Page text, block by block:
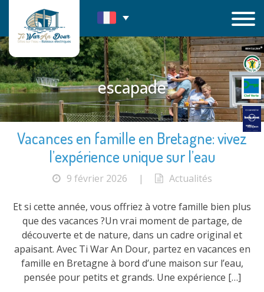
contenu
escapade
Vacances en famille en Bretagne: vivez
l’expérience unique sur l’eau
9 février 2026 | Actualités
Et si cette année, vous offriez à votre famille bien plus
que des vacances ?Un vrai moment de partage, de
découverte et de nature, dans un cadre original et
apaisant. Avec Ti War An Dour, partez en vacances en
famille en Bretagne à bord d’une maison sur l’eau,
pensée pour petits et grands. Une expérience […]